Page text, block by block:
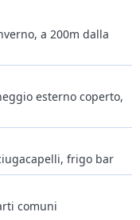
a 200m dalla
esterno coperto,
frigo bar
comuni